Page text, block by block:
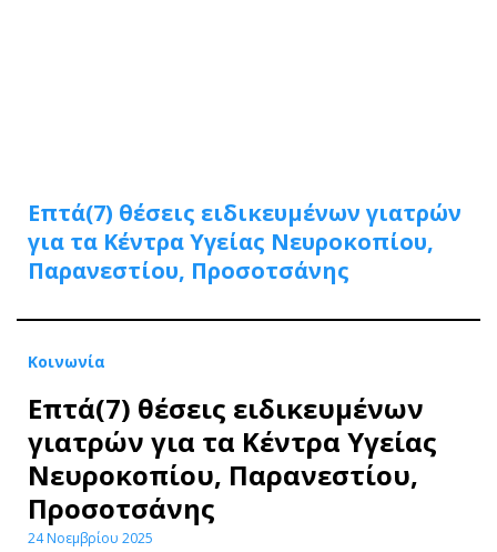
Επτά(7) θέσεις ειδικευμένων γιατρών
για τα Κέντρα Υγείας Νευροκοπίου,
Παρανεστίου, Προσοτσάνης
Κοινωνία
Επτά(7) θέσεις ειδικευμένων
γιατρών για τα Κέντρα Υγείας
Νευροκοπίου, Παρανεστίου,
Προσοτσάνης
24 Νοεμβρίου 2025